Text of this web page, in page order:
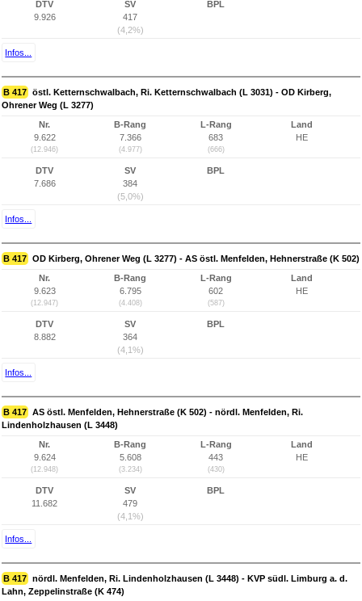
DTV
9.926
SV
417
(4,2%)
BPL
Infos...
B 417 östl. Ketternschwalbach, Ri. Ketternschwalbach (L 3031) - OD Kirberg,
Ohrener Weg (L 3277)
Nr.
9.622
(12.946)
B-Rang
7.366
(4.977)
L-Rang
683
(666)
Land
HE
DTV
7.686
SV
384
(5,0%)
BPL
Infos...
B 417 OD Kirberg, Ohrener Weg (L 3277) - AS östl. Menfelden, Hehnerstraße (K 502)
Nr.
9.623
(12.947)
B-Rang
6.795
(4.408)
L-Rang
602
(587)
Land
HE
DTV
8.882
SV
364
(4,1%)
BPL
Infos...
B 417 AS östl. Menfelden, Hehnerstraße (K 502) - nördl. Menfelden, Ri.
Lindenholzhausen (L 3448)
Nr.
9.624
(12.948)
B-Rang
5.608
(3.234)
L-Rang
443
(430)
Land
HE
DTV
11.682
SV
479
(4,1%)
BPL
Infos...
B 417 nördl. Menfelden, Ri. Lindenholzhausen (L 3448) - KVP südl. Limburg a. d.
Lahn, Zeppelinstraße (K 474)